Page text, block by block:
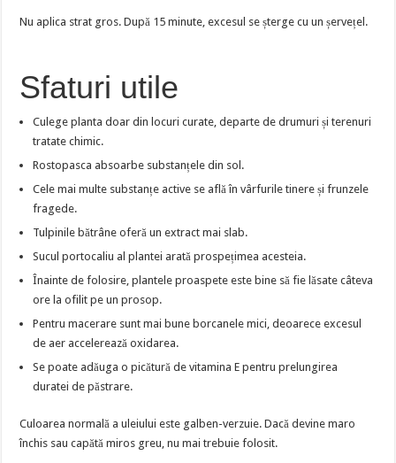
Nu aplica strat gros. După 15 minute, excesul se șterge cu un șervețel.
Sfaturi utile
Culege planta doar din locuri curate, departe de drumuri și terenuri
tratate chimic.
Rostopasca absoarbe substanțele din sol.
Cele mai multe substanțe active se află în vârfurile tinere și frunzele
fragede.
Tulpinile bătrâne oferă un extract mai slab.
Sucul portocaliu al plantei arată prospețimea acesteia.
Înainte de folosire, plantele proaspete este bine să fie lăsate câteva
ore la ofilit pe un prosop.
Pentru macerare sunt mai bune borcanele mici, deoarece excesul
de aer accelerează oxidarea.
Se poate adăuga o picătură de vitamina E pentru prelungirea
duratei de păstrare.
Culoarea normală a uleiului este galben-verzuie. Dacă devine maro
închis sau capătă miros greu, nu mai trebuie folosit.